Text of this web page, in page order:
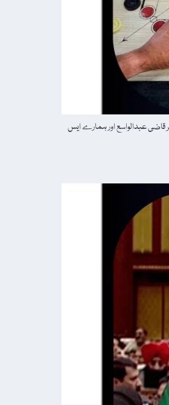
قاضی عبدالواسع اور ہمارے ایس